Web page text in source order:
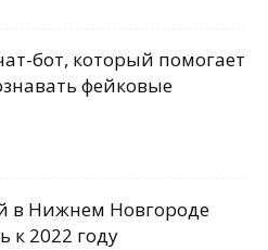
бот, который помогает
фейковые
в Нижнем Новгороде
к 2022 году